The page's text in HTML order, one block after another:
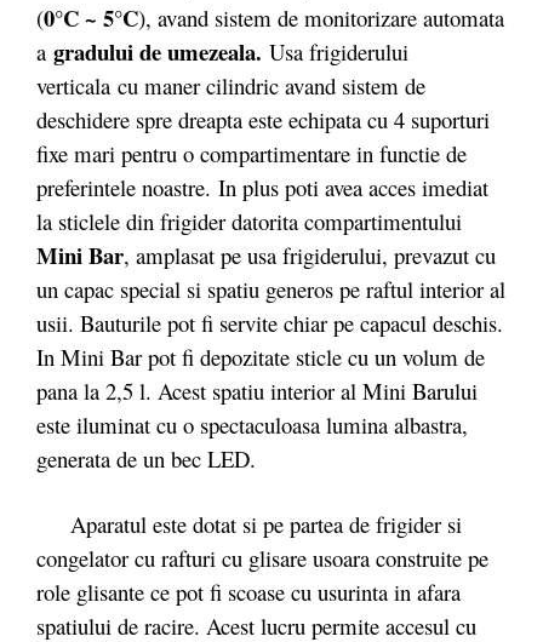
(0°C ~ 5°C), avand sistem de monitorizare automata
a gradului de umezeala. Usa frigiderului
verticala cu maner cilindric avand sistem de
deschidere spre dreapta este echipata cu 4 suporturi
fixe mari pentru o compartimentare in functie de
preferintele noastre. In plus poti avea acces imediat
la sticlele din frigider datorita compartimentului
Mini Bar, amplasat pe usa frigiderului, prevazut cu
un capac special si spatiu generos pe raftul interior al
usii. Bauturile pot fi servite chiar pe capacul deschis.
In Mini Bar pot fi depozitate sticle cu un volum de
pana la 2,5 l. Acest spatiu interior al Mini Barului
este iluminat cu o spectaculoasa lumina albastra,
generata de un bec LED.
Aparatul este dotat si pe partea de frigider si
congelator cu rafturi cu glisare usoara construite pe
role glisante ce pot fi scoase cu usurinta in afara
spatiului de racire. Acest lucru permite accesul cu